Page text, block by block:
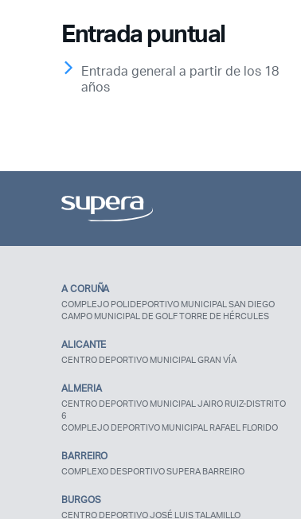
Entrada puntual
Entrada general a partir de los 18
años
A CORUÑA
COMPLEJO POLIDEPORTIVO MUNICIPAL SAN DIEGO
CAMPO MUNICIPAL DE GOLF TORRE DE HÉRCULES
ALICANTE
CENTRO DEPORTIVO MUNICIPAL GRAN VÍA
ALMERIA
CENTRO DEPORTIVO MUNICIPAL JAIRO RUIZ-DISTRITO
6
COMPLEJO DEPORTIVO MUNICIPAL RAFAEL FLORIDO
BARREIRO
COMPLEXO DESPORTIVO SUPERA BARREIRO
BURGOS
CENTRO DEPORTIVO JOSÉ LUIS TALAMILLO